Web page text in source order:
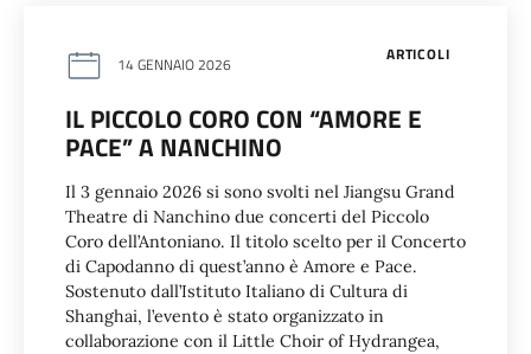
ARTICOLI
14 GENNAIO 2026
IL PICCOLO CORO CON “AMORE E
PACE” A NANCHINO
Il 3 gennaio 2026 si sono svolti nel Jiangsu Grand
Theatre di Nanchino due concerti del Piccolo
Coro dell’Antoniano. Il titolo scelto per il Concerto
di Capodanno di quest’anno è Amore e Pace.
Sostenuto dall’Istituto Italiano di Cultura di
Shanghai, l’evento è stato organizzato in
collaborazione con il Little Choir of Hydrangea,